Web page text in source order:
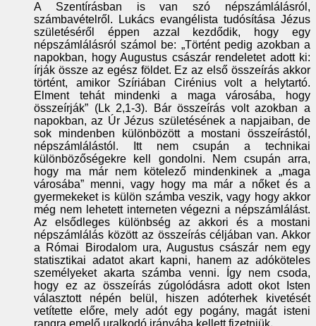
A Szentírásban is van szó népszámlálásról,
számbavételről. Lukács evangélista tudósítása Jézus
születéséről éppen azzal kezdődik, hogy egy
népszámlálásról számol be: „Történt pedig azokban a
napokban, hogy Augustus császár rendeletet adott ki:
írják össze az egész földet. Ez az első összeírás akkor
történt, amikor Szíriában Cirénius volt a helytartó.
Elment tehát mindenki a maga városába, hogy
összeírják” (Lk 2,1-3). Bár összeírás volt azokban a
napokban, az Úr Jézus születésének a napjaiban, de
sok mindenben különbözött a mostani összeírástól,
népszámlálástól. Itt nem csupán a technikai
különbözőségekre kell gondolni. Nem csupán arra,
hogy ma már nem kötelező mindenkinek a „maga
városába” menni, vagy hogy ma már a nőket és a
gyermekeket is külön számba veszik, vagy hogy akkor
még nem lehetett interneten végezni a népszámlálást.
Az elsődleges különbség az akkori és a mostani
népszámlálás között az összeírás céljában van. Akkor
a Római Birodalom ura, Augustus császár nem egy
statisztikai adatot akart kapni, hanem az adóköteles
személyeket akarta számba venni. Így nem csoda,
hogy ez az összeírás zúgolódásra adott okot Isten
választott népén belül, hiszen adóterhek kivetését
vetítette előre, mely adót egy pogány, magát isteni